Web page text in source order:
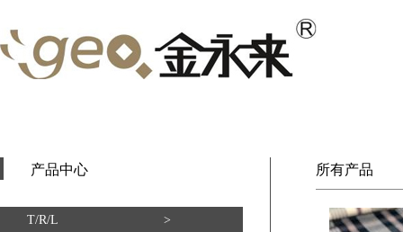
产品中心
T/R/L >
所有产品